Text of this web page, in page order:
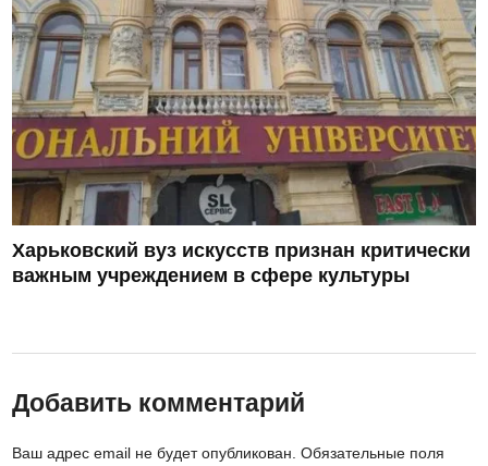
Харьковский вуз искусств признан критически
важным учреждением в сфере культуры
Добавить комментарий
Ваш адрес email не будет опубликован. Обязательные поля